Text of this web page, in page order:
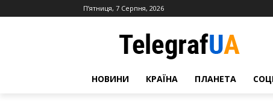
П’ятниця, 7 Серпня, 2026
НОВИНИ КРАЇНА ПЛАНЕТА